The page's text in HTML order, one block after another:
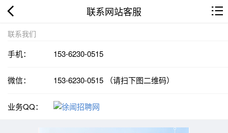
联系网站客服
联系我们
手机： 153-6230-0515
微信： 153-6230-0515 （请扫下图二维码）
业务QQ：